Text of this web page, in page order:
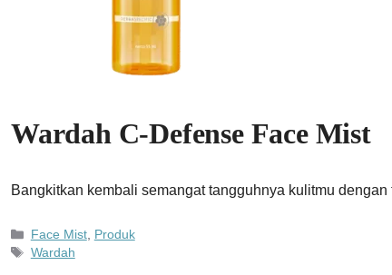
Wardah C-Defense Face Mist
Bangkitkan kembali semangat tangguhnya kulitmu
Kategori
Face Mist, Produk
Tag
Wardah